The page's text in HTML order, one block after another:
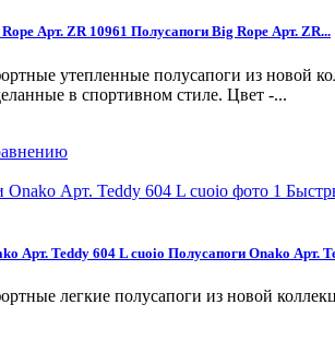
Арт. ZR 10961 Полусапоги Big Rope Арт. ZR...
утепленные полусапоги из новой
в спортивном стиле. Цвет -...
Арт. Teddy 604 L cuoio Полусапоги Onako Арт.
легкие полусапоги из новой